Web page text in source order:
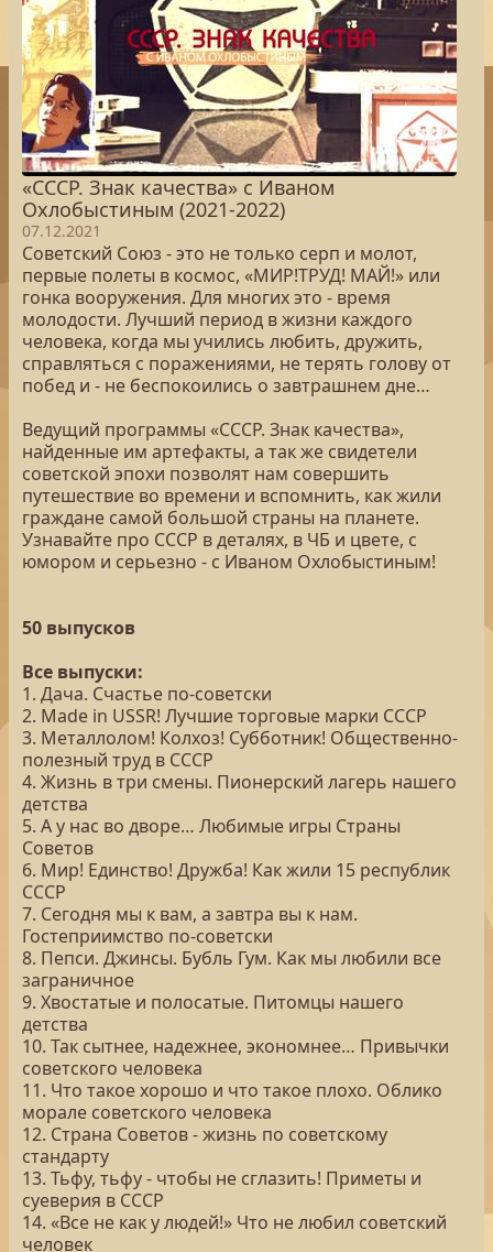
«СССР. Знак качества» с Иваном
Охлобыстиным (2021-2022)
07.12.2021
Советский Союз - это не только серп и молот,
первые полеты в космос, «МИР!ТРУД! МАЙ!» или
гонка вооружения. Для многих это - время
молодости. Лучший период в жизни каждого
человека, когда мы учились любить, дружить,
справляться с поражениями, не терять голову от
побед и - не беспокоились о завтрашнем дне…
Ведущий программы «СССР. Знак качества»,
найденные им артефакты, а так же свидетели
советской эпохи позволят нам совершить
путешествие во времени и вспомнить, как жили
граждане самой большой страны на планете.
Узнавайте про СССР в деталях, в ЧБ и цвете, с
юмором и серьезно - с Иваном Охлобыстиным!
50 выпусков
Все выпуски:
1. Дача. Счастье по-советски
2. Made in USSR! Лучшие торговые марки СССР
3. Металлолом! Колхоз! Субботник! Общественно-
полезный труд в СССР
4. Жизнь в три смены. Пионерский лагерь нашего
детства
5. А у нас во дворе… Любимые игры Страны
Советов
6. Мир! Единство! Дружба! Как жили 15 республик
СССР
7. Сегодня мы к вам, а завтра вы к нам.
Гостеприимство по-советски
8. Пепси. Джинсы. Бубль Гум. Как мы любили все
заграничное
9. Хвостатые и полосатые. Питомцы нашего
детства
10. Так сытнее, надежнее, экономнее… Привычки
советского человека
11. Что такое хорошо и что такое плохо. Облико
морале советского человека
12. Страна Советов - жизнь по советскому
стандарту
13. Тьфу, тьфу - чтобы не сглазить! Приметы и
суеверия в СССР
14. «Все не как у людей!» Что не любил советский
человек